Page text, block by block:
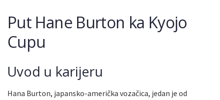
Put Hane Burton ka Kyojo
Cupu
Uvod u karijeru
Hana Burton, japansko-američka vozačica, jedan je od